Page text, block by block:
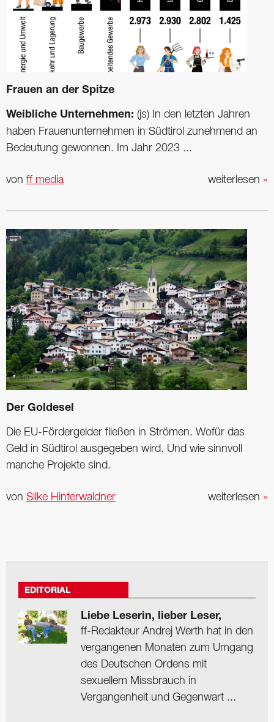
Frauen an der Spitze
Weibliche Unternehmen: (js) In den letzten Jahren
haben Frauenunternehmen in Südtirol zunehmend an
Bedeutung gewonnen. Im Jahr 2023 ...
weiterlesen »
von ff media
Der Goldesel
Die EU-Fördergelder fließen in Strömen. Wofür das
Geld in Südtirol ausgegeben wird. Und wie sinnvoll
manche Projekte sind.
weiterlesen »
von Silke Hinterwaldner
EDITORIAL
Liebe Leserin, lieber Leser,
ff-Redakteur Andrej Werth hat in den
vergangenen Monaten zum Umgang
des Deutschen Ordens mit
sexuellem Missbrauch in
Vergangenheit und Gegenwart ...